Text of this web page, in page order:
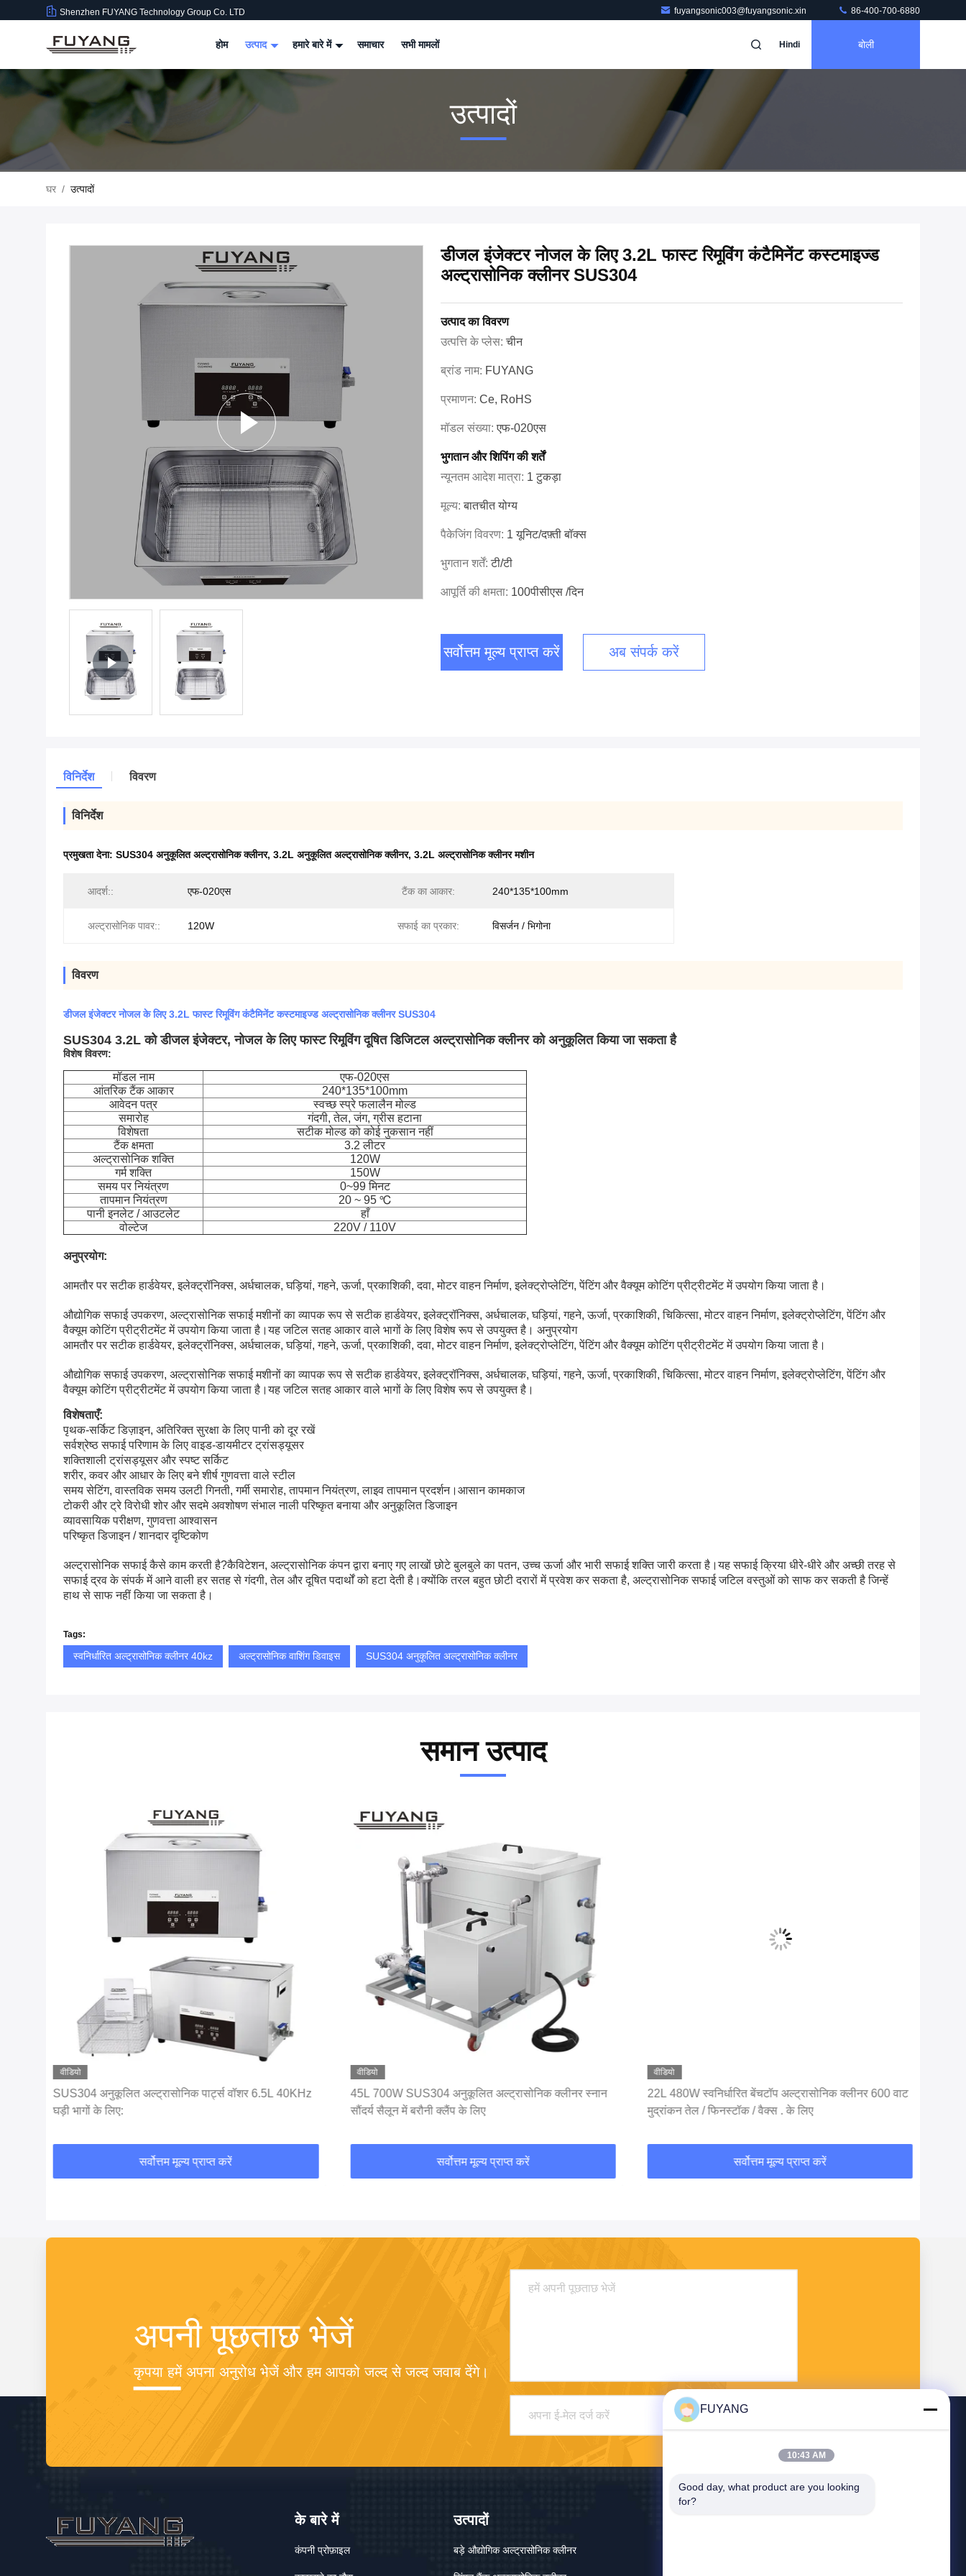
Shenzhen FUYANG Technology Group Co. LTD fuyangsonic003@fuyangsonic.xin 86-400-700-6880
होम उत्पाद हमारे बारे में समाचार सभी मामलों Hindi बोली
उत्पादों
घर / उत्पादों
डीजल इंजेक्टर नोजल के लिए 3.2L फास्ट रिमूविंग कंटैमिनेंट कस्टमाइज्ड
अल्ट्रासोनिक क्लीनर SUS304
उत्पाद का विवरण
उत्पत्ति के प्लेस:चीन
ब्रांड नाम: FUYANG
प्रमाणन: Ce, RoHS
मॉडल संख्या:एफ-020एस
भुगतान और शिपिंग की शर्तें
न्यूनतम आदेश मात्रा: 1 टुकड़ा
मूल्य:बातचीत योग्य
पैकेजिंग विवरण: 1 यूनिट/दफ़्ती बॉक्स
भुगतान शर्तें:टी/टी
आपूर्ति की क्षमता: 100पीसीएस /दिन
सर्वोत्तम मूल्य प्राप्त करें अब संपर्क करें
विनिर्देश विवरण
विनिर्देश
प्रमुखता देना: SUS304 अनुकूलित अल्ट्रासोनिक क्लीनर, 3.2L अनुकूलित अल्ट्रासोनिक क्लीनर, 3.2L अल्ट्रासोनिक क्लीनर मशीन
आदर्श:: एफ-020एस टैंक का आकार: 240*135*100mm
अल्ट्रासोनिक पावर:: 120W सफाई का प्रकार: विसर्जन / भिगोना
विवरण
डीजल इंजेक्टर नोजल के लिए 3.2L फास्ट रिमूविंग कंटैमिनेंट कस्टमाइज्ड अल्ट्रासोनिक क्लीनर SUS304
SUS304 3.2L को डीजल इंजेक्टर, नोजल के लिए फास्ट रिमूविंग दूषित डिजिटल अल्ट्रासोनिक क्लीनर को अनुकूलित किया जा सकता है
विशेष विवरण:
मॉडल नाम
एफ-020एस
आंतरिक टैंक आकार
240*135*100mm
आवेदन पत्र
स्वच्छ स्प्रे फलालैन मोल्ड
समारोह
गंदगी, तेल, जंग, ग्रीस हटाना
विशेषता
सटीक मोल्ड को कोई नुकसान नहीं
टैंक क्षमता
3.2 लीटर
अल्ट्रासोनिक शक्ति
120W
गर्म शक्ति
150W
समय पर नियंत्रण
0~99 मिनट
तापमान नियंत्रण
20 ~ 95 ℃
पानी इनलेट / आउटलेट
हाँ
वोल्टेज
220V / 110V
अनुप्रयोग:
आमतौर पर सटीक हार्डवेयर, इलेक्ट्रॉनिक्स, अर्धचालक, घड़ियां, गहने, ऊर्जा, प्रकाशिकी, दवा, मोटर वाहन निर्माण, इलेक्ट्रोप्लेटिंग, पेंटिंग और वैक्यूम कोटिंग प्रीट्रीटमेंट में उपयोग किया जाता है।
औद्योगिक सफाई उपकरण, अल्ट्रासोनिक सफाई मशीनों का व्यापक रूप से सटीक हार्डवेयर, इलेक्ट्रॉनिक्स, अर्धचालक, घड़ियां, गहने, ऊर्जा, प्रकाशिकी, चिकित्सा, मोटर वाहन निर्माण, इलेक्ट्रोप्लेटिंग, पेंटिंग और
वैक्यूम कोटिंग प्रीट्रीटमेंट में उपयोग किया जाता है।यह जटिल सतह आकार वाले भागों के लिए विशेष रूप से उपयुक्त है। अनुप्रयोग
आमतौर पर सटीक हार्डवेयर, इलेक्ट्रॉनिक्स, अर्धचालक, घड़ियां, गहने, ऊर्जा, प्रकाशिकी, दवा, मोटर वाहन निर्माण, इलेक्ट्रोप्लेटिंग, पेंटिंग और वैक्यूम कोटिंग प्रीट्रीटमेंट में उपयोग किया जाता है।
औद्योगिक सफाई उपकरण, अल्ट्रासोनिक सफाई मशीनों का व्यापक रूप से सटीक हार्डवेयर, इलेक्ट्रॉनिक्स, अर्धचालक, घड़ियां, गहने, ऊर्जा, प्रकाशिकी, चिकित्सा, मोटर वाहन निर्माण, इलेक्ट्रोप्लेटिंग, पेंटिंग और
वैक्यूम कोटिंग प्रीट्रीटमेंट में उपयोग किया जाता है।यह जटिल सतह आकार वाले भागों के लिए विशेष रूप से उपयुक्त है।
विशेषताएँ:
पृथक-सर्किट डिज़ाइन, अतिरिक्त सुरक्षा के लिए पानी को दूर रखें
सर्वश्रेष्ठ सफाई परिणाम के लिए वाइड-डायमीटर ट्रांसड्यूसर
शक्तिशाली ट्रांसड्यूसर और स्पष्ट सर्किट
शरीर, कवर और आधार के लिए बने शीर्ष गुणवत्ता वाले स्टील
समय सेटिंग, वास्तविक समय उलटी गिनती, गर्मी समारोह, तापमान नियंत्रण, लाइव तापमान प्रदर्शन।आसान कामकाज
टोकरी और ट्रे विरोधी शोर और सदमे अवशोषण संभाल नाली परिष्कृत बनाया और अनुकूलित डिजाइन
व्यावसायिक परीक्षण, गुणवत्ता आश्वासन
परिष्कृत डिजाइन / शानदार दृष्टिकोण
अल्ट्रासोनिक सफाई कैसे काम करती है?कैविटेशन, अल्ट्रासोनिक कंपन द्वारा बनाए गए लाखों छोटे बुलबुले का पतन, उच्च ऊर्जा और भारी सफाई शक्ति जारी करता है।यह सफाई क्रिया धीरे-धीरे और अच्छी तरह से
सफाई द्रव के संपर्क में आने वाली हर सतह से गंदगी, तेल और दूषित पदार्थों को हटा देती है।क्योंकि तरल बहुत छोटी दरारों में प्रवेश कर सकता है, अल्ट्रासोनिक सफाई जटिल वस्तुओं को साफ कर सकती है जिन्हें
हाथ से साफ नहीं किया जा सकता है।
Tags:
स्वनिर्धारित अल्ट्रासोनिक क्लीनर 40kz अल्ट्रासोनिक वाशिंग डिवाइस SUS304 अनुकूलित अल्ट्रासोनिक क्लीनर
समान उत्पाद
वीडियो
SUS304 अनुकूलित अल्ट्रासोनिक पार्ट्स वॉशर 6.5L 40KHz
घड़ी भागों के लिए:
सर्वोत्तम मूल्य प्राप्त करें
वीडियो
45L 700W SUS304 अनुकूलित अल्ट्रासोनिक क्लीनर स्नान
सौंदर्य सैलून में बरौनी क्लैंप के लिए
सर्वोत्तम मूल्य प्राप्त करें
वीडियो
22L 480W स्वनिर्धारित बेंचटॉप अल्ट्रासोनिक क्लीनर 600 वाट
मुद्रांकन तेल / फिनस्टॉक / वैक्स . के लिए
सर्वोत्तम मूल्य प्राप्त करें
अपनी पूछताछ भेजें
कृपया हमें अपना अनुरोध भेजें और हम आपको जल्द से जल्द जवाब देंगे।
भेजना
के बारे में
कंपनी प्रोफ़ाइल
उत्पादों
बड़े औद्योगिक अल्ट्रासोनिक क्लीनर
FUYANG
10:43 AM
Good day, what product are you looking
for?